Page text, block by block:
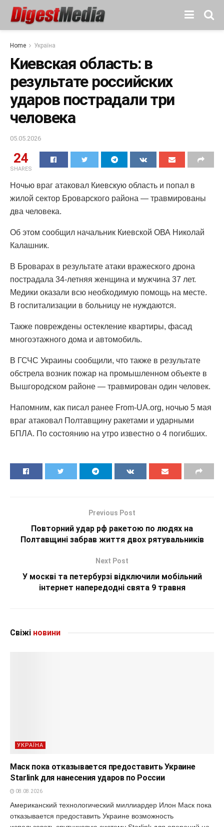
Home Україна
Киевская область: в
результате российских
ударов пострадали три
человека
05.05.2026
24
SHARES
Ночью враг атаковал Киевскую область и попал в
жилой сектор Броварского района — травмированы
два человека.
Об этом сообщил начальник Киевской ОВА Николай
Калашник.
В Броварах в результате атаки вражеского дрона
пострадала 34-летняя женщина и мужчина 37 лет.
Медики оказали всю необходимую помощь на месте.
В госпитализации в больницу не нуждаются.
Также повреждены остекление квартиры, фасад
многоэтажного дома и автомобиль.
В ГСЧС Украины сообщили, что также в результате
обстрела возник пожар на промышленном объекте в
Вышгородском районе — травмирован один человек.
Напомним, как писал ранее From-UA.org, ночью 5 мая
враг атаковал Полтавщину ракетами и ударными
БПЛА. По состоянию на утро известно о 4 погибших.
Previous Post
Повторний удар рф ракетою по людях на
Полтавщині забрав життя двох рятувальників
Next Post
У москві та петербурзі відключили мобільний
інтернет напередодні свята 9 травня
Свіжі новини
УКРАЇНА
Маск пока отказывается предоставить Украине
Starlink для нанесения ударов по России
08.08.2026
Американский технологический миллиардер Илон Маск пока
отказывается предоставить Украине возможность